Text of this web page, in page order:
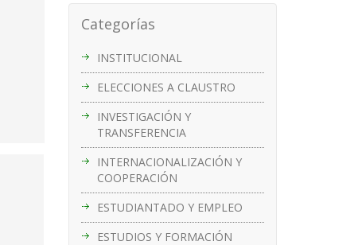
Categorías
INSTITUCIONAL
ELECCIONES A CLAUSTRO
INVESTIGACIÓN Y
TRANSFERENCIA
INTERNACIONALIZACIÓN Y
COOPERACIÓN
ESTUDIANTADO Y EMPLEO
ESTUDIOS Y FORMACIÓN